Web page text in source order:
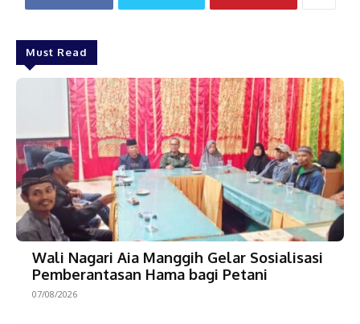
Must Read
Wali Nagari Aia Manggih Gelar Sosialisasi
Pemberantasan Hama bagi Petani
07/08/2026